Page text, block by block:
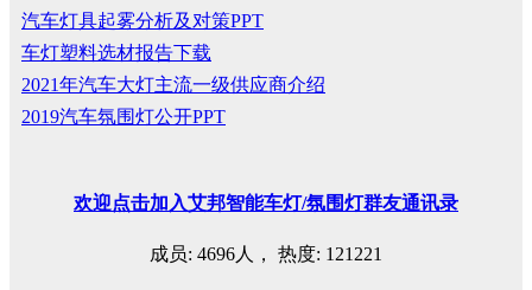
汽车灯具起雾分析及对策PPT
车灯塑料选材报告下载
2021年汽车大灯主流一级供应商介绍
2019汽车氛围灯公开PPT
欢迎点击加入艾邦智能车灯/氛围灯群友通讯录
成员: 4696人， 热度: 121221